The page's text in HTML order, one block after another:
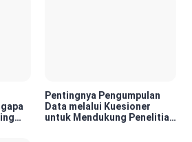
Pentingnya Pengumpulan
Data melalui Kuesioner
untuk Mendukung Penelitian